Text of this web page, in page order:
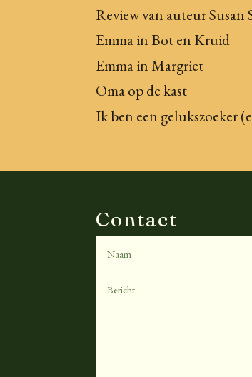
Review van auteur Susan
Emma in Bot en Kruid
Emma in Margriet
Oma op de kast
Ik ben een gelukszoeker
Contact